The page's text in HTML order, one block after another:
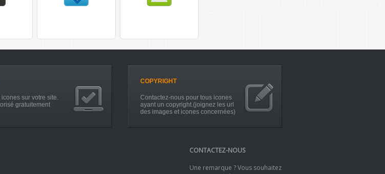
sur votre site.
gratuitement
COPYRIGHT
Contactez-nous pour tous icones
ayant un copyright.(joignez les url
des images et icones concernées)
CONTACTEZ-NOUS
Une remarque ? Vous souhaitez